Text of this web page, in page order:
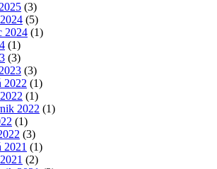
(3)
(5)
2024 (1)
(1)
(3)
(3)
2022 (1)
(1)
2022 (1)
(1)
(3)
2021 (1)
(2)